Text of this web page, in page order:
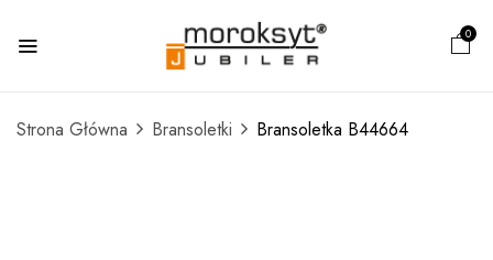
0
Strona Główna Bransoletki Bransoletka B44664